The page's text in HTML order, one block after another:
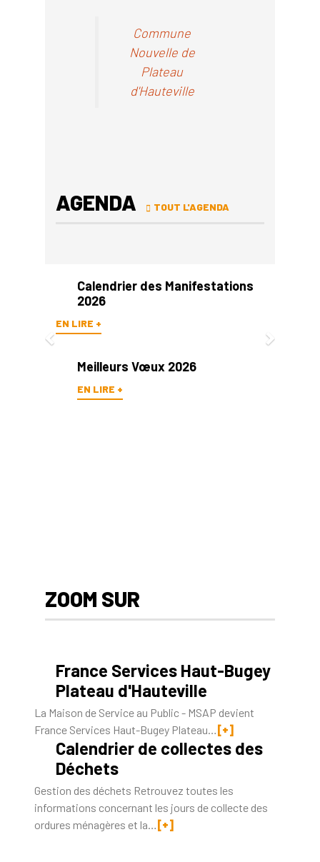
Commune
Nouvelle de
Plateau
d'Hauteville
AGENDA TOUT L'AGENDA
Calendrier des Manifestations
2026
EN LIRE +
Meilleurs Vœux 2026
EN LIRE +
ZOOM SUR
France Services Haut-Bugey
Plateau d'Hauteville
La Maison de Service au Public - MSAP devient
France Services Haut-Bugey Plateau…[+]
Calendrier de collectes des
Déchets
Gestion des déchets Retrouvez toutes les
informations concernant les jours de collecte des
ordures ménagères et la…[+]